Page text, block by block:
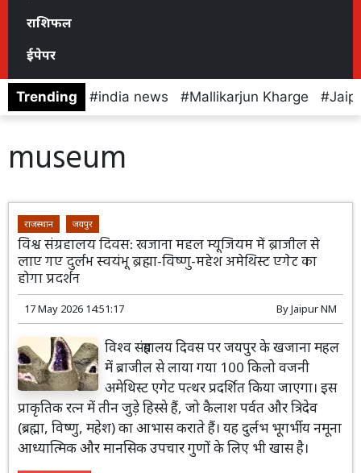
राशिफल
ईपेपर
Trending india news Mallikarjun Kharge
museum
राजस्थान जयपुर
विश्व संग्रहालय दिवस: खजाना महल म्यूजियम में ब्राजील से
लाए गए दुर्लभ स्वयंभू ब्रह्मा-विष्णु-महेश अमेथिस्ट एगेट का
होगा प्रदर्शन
17 May 2026 14:51:17 ByJaipur NM
विश्व संग्रहालय दिवस पर जयपुर के खजाना महल
में ब्राजील से लाया गया 100 किलो वजनी
अमेथिस्ट एगेट पत्थर प्रदर्शित किया जाएगा। इस
प्राकृतिक रत्न में तीन जुड़े हिस्से हैं, जो कैलाश पर्वत और त्रिदेव
(ब्रह्मा, विष्णु, महेश) का आभास कराते हैं। यह दुर्लभ भूगर्भीय नमूना
आध्यात्मिक और मानसिक उपचार गुणों के लिए भी खास है।